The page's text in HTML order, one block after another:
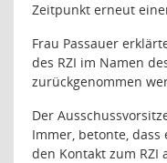
Zeitpunkt erneut
Frau Passauer
des RZI im Namen
zurückgenommen
Der
Immer, betonte,
den Kontakt zum RZI